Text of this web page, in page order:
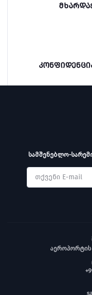
სამშენებლო-
აეროპორტის